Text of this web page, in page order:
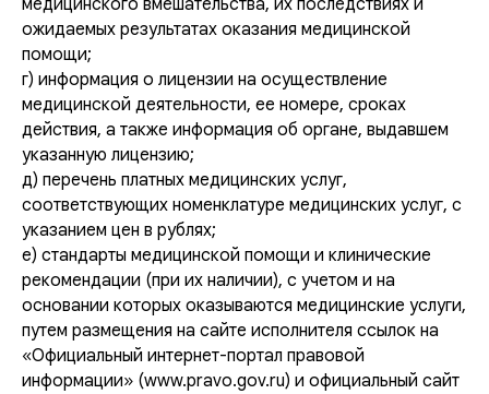
медицинского вмешательства, их последствиях и
ожидаемых результатах оказания медицинской
помощи;
г) информация о лицензии на осуществление
медицинской деятельности, ее номере, сроках
действия, а также информация об органе, выдавшем
указанную лицензию;
д) перечень платных медицинских услуг,
соответствующих номенклатуре медицинских услуг, с
указанием цен в рублях;
е) стандарты медицинской помощи и клинические
рекомендации (при их наличии), с учетом и на
основании которых оказываются медицинские услуги,
путем размещения на сайте исполнителя ссылок на
«Официальный интернет-портал правовой
информации» (www.pravo.gov.ru) и официальный сайт